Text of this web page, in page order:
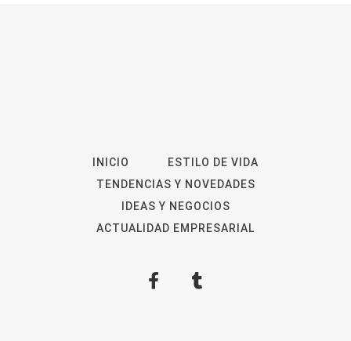
INICIO
ESTILO DE VIDA
TENDENCIAS Y NOVEDADES
IDEAS Y NEGOCIOS
ACTUALIDAD EMPRESARIAL